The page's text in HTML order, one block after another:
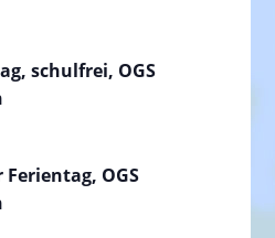
schulfrei, OGS
OGS